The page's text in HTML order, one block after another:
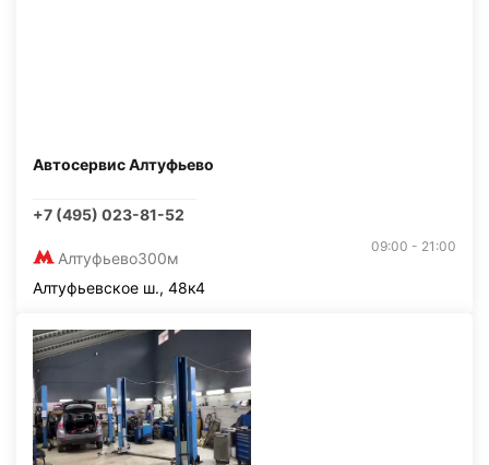
Автосервис Алтуфьево
+7 (495) 023-81-52
Алтуфьево300м
09:00 - 21:00
Алтуфьевское ш., 48к4